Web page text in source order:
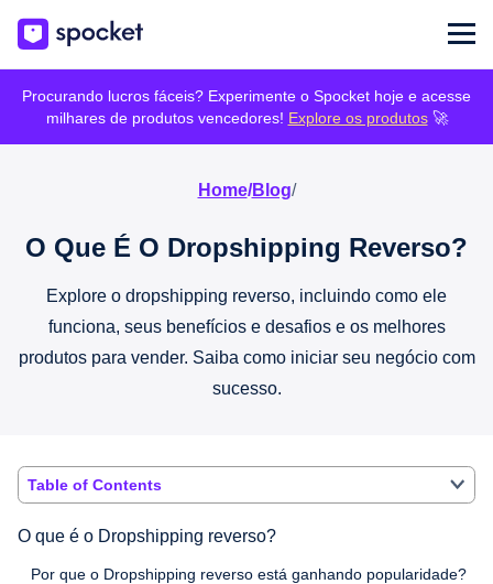
Procurando lucros fáceis? Experimente o Spocket hoje e acesse
milhares de produtos vencedores! Explore os produtos🚀
Home/Blog/
O Que É O Dropshipping Reverso?
Explore o dropshipping reverso, incluindo como ele
funciona, seus benefícios e desafios e os melhores
produtos para vender. Saiba como iniciar seu negócio com
sucesso.
Table of Contents
O que é o Dropshipping reverso?
Por que o Dropshipping reverso está ganhando popularidade?